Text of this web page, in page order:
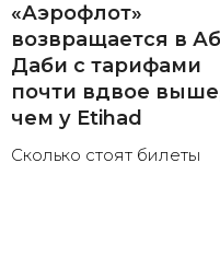
«Аэрофлот»
возвращается в
Даби с тарифами
почти вдвое
чем у Etihad
Сколько стоят билеты